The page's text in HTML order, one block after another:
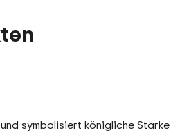
symbolisiert königliche Stärke